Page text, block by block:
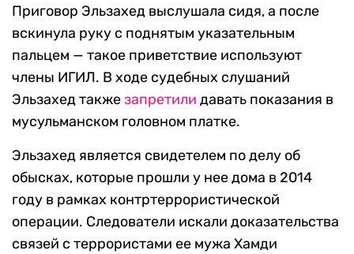
Приговор Эльзахед выслушала сидя, а после
вскинула руку с поднятым указательным
пальцем — такое приветствие используют
члены ИГИЛ. В ходе судебных слушаний
Эльзахед такжезапретили давать показания в
мусульманском головном платке.
Эльзахед является свидетелем по делу об
обысках, которые прошли у нее дома в 2014
году в рамках контртеррористической
операции. Следователи искали доказательства
связей с террористами ее мужа Хамди